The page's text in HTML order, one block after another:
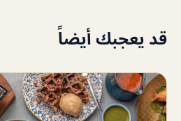
قد يعجبك أيضاً